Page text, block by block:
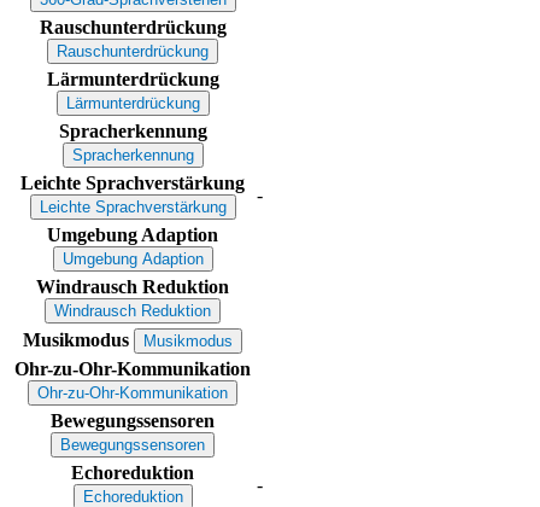
Rauschunterdrückung
Rauschunterdrückung
Lärmunterdrückung
Lärmunterdrückung
Spracherkennung
Spracherkennung
Leichte Sprachverstärkung
Leichte Sprachverstärkung
-
Umgebung Adaption
Umgebung Adaption
Windrausch Reduktion
Windrausch Reduktion
Musikmodus Musikmodus
Ohr-zu-Ohr-Kommunikation
Ohr-zu-Ohr-Kommunikation
Bewegungssensoren
Bewegungssensoren
Echoreduktion
Echoreduktion
-